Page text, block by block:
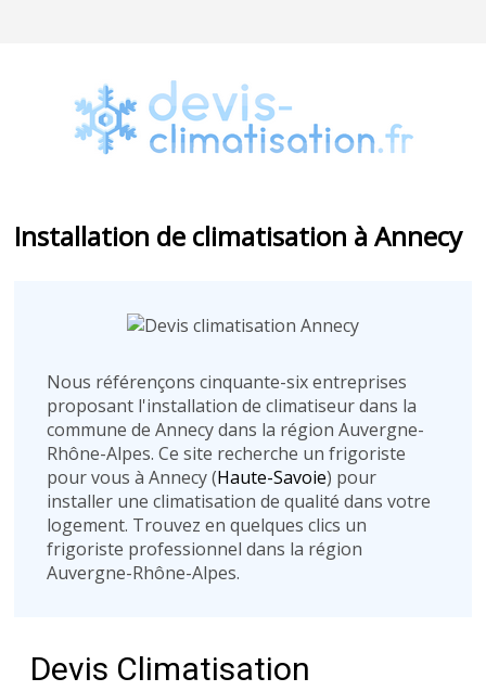
Installation de climatisation à Annecy
Nous référençons cinquante-six entreprises
proposant l'installation de climatiseur dans la
commune de Annecy dans la région Auvergne-
Rhône-Alpes. Ce site recherche un frigoriste
pour vous à Annecy (Haute-Savoie) pour
installer une climatisation de qualité dans votre
logement. Trouvez en quelques clics un
frigoriste professionnel dans la région
Auvergne-Rhône-Alpes.
Devis Climatisation